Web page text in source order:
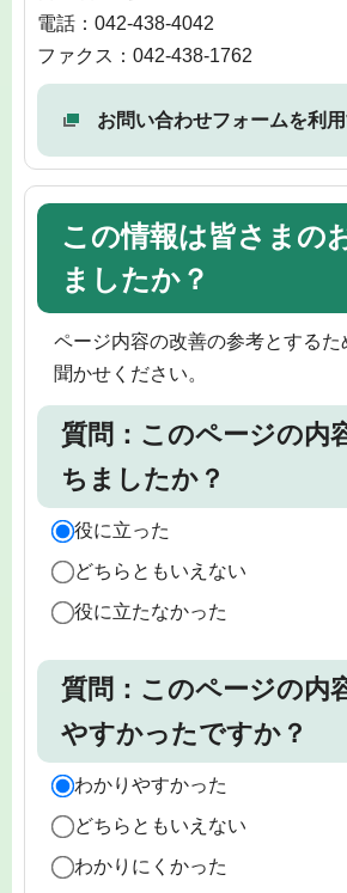
電話：042-438-4042
ファクス：042-438-1762
お問い合わせフォームを利
この情報は皆さまの
ましたか？
ページ内容の改善の参考とするた
聞かせください。
質問：このページの内
ちましたか？
役に立った
どちらともいえない
役に立たなかった
質問：このページの内
やすかったですか？
わかりやすかった
どちらともいえない
わかりにくかった